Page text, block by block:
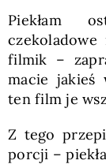
Piekłam
filmik –
macie jakieś
ten film je
Z tego
porcji –